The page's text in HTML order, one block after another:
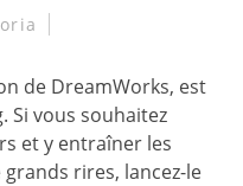
de DreamWorks, est
Si vous souhaitez
et y entraîner les
rires, lancez-le